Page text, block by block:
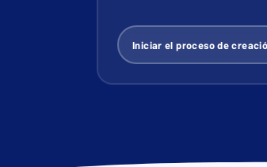
Iniciar el proceso de